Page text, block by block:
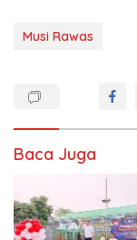
Musi Rawas
Baca Juga